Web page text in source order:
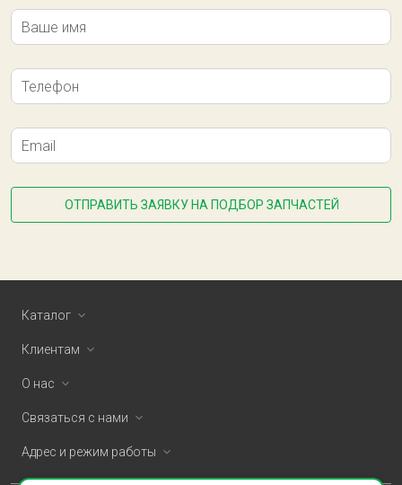
Ваше имя
Телефон
Email
ОТПРАВИТЬ ЗАЯВКУ НА ПОДБОР ЗАПЧАСТЕЙ
Каталог
Клиентам
О нас
Связаться с нами
Адрес и режим работы